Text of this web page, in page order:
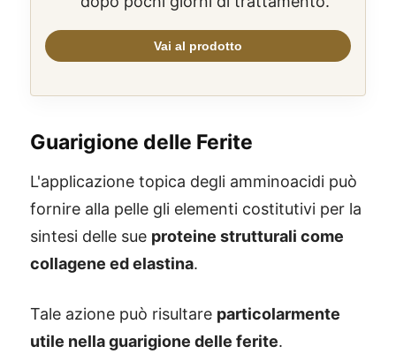
Guarigione delle Ferite
L'applicazione topica degli amminoacidi può
fornire alla pelle gli elementi costitutivi per la
sintesi delle sue proteine strutturali come
collagene ed elastina.
Tale azione può risultare particolarmente
utile nella guarigione delle ferite.